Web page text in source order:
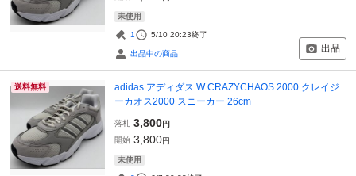
未使用
1 5/10 20:23終了
出品中の商品 出品
送料無料
adidas アディダス W CRAZYCHAOS 2000 クレイジ
ーカオス2000 スニーカー 26cm
落札 3,800円
開始 3,800円
未使用